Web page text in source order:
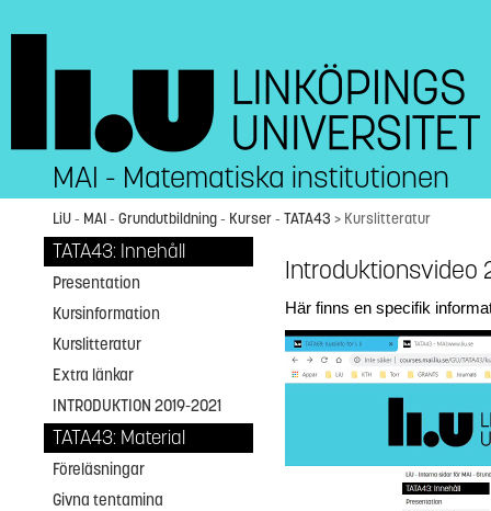
MAI - Matematiska institutionen
LiU- MAI- Grundutbildning- Kurser- TATA43 > Kurslitteratur
TATA43: Innehåll
Presentation
Kursinformation
Kurslitteratur
Extra länkar
INTRODUKTION 2019-2021
TATA43: Material
Föreläsningar
Givna tentamina
Introduktionsvideo
Här finns en specifik